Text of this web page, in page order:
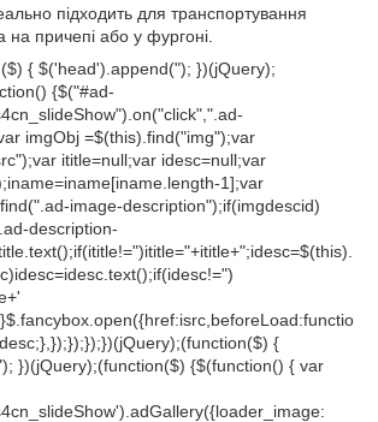
підходить для транспортування
причепі або у фургоні.
{ $('head').append("); })(jQuery);
{$("#ad-
imgObj =$(this).find("img");var
ititle=null;var idesc=null;var
1];var
image-description");if(imgdescid)
description-
{
})(jQuery);(function($) {$(function() { var